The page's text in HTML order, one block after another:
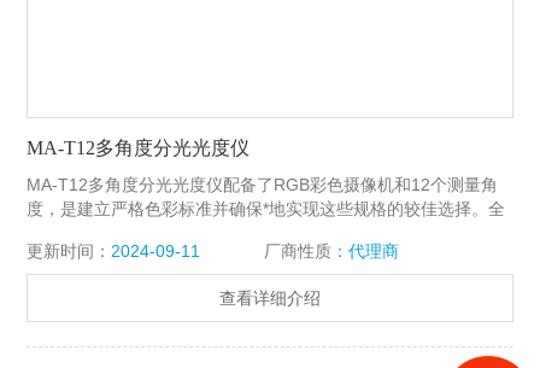
MA-T12多角度分光光度仪
MA-T12多角度分光光度仪配备了RGB彩色摄像机和12个测量角
度，是建立严格色彩标准并确保*地实现这些规格的较佳选择。全
的测量。现代化触摸屏导航和实时相机测量预览使MA-T12使用起
来简单直观。
更新时间： 2024-09-11 厂商性质： 代理商
查看详细介绍